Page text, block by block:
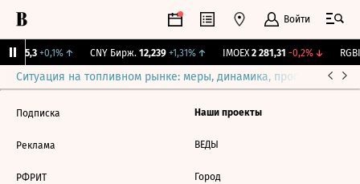
Войти
115,3 +0,1%↑ CNY Бирж. 12,239 +1,31%↑ IMOEX 2 281,31 -0,2%↓
Ситуация на топливном рынке: меры, динамика, прогнозы
Подписка
Реклама
РФРИТ
Наши проекты
ВЕДЫ
Город